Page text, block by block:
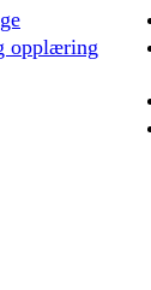
opplæring